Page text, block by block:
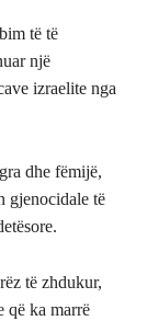
të të
një
izraelite nga
dhe fëmijë,
gjenocidale të
të zhdukur,
që ka marrë